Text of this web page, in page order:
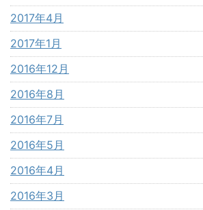
2017年4月
2017年1月
2016年12月
2016年8月
2016年7月
2016年5月
2016年4月
2016年3月